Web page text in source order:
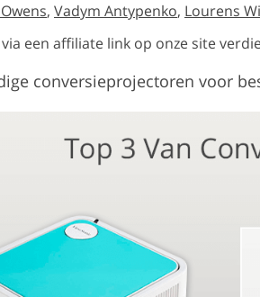
bewerken
Door AI
bewerken Sieraden
voor
Photoshop-texturen
Volledige collecties
Ps-acties
Volledige Ps
bundels
, Vadym Antypenko, Lourens
een affiliate link op onze site
conversieprojectoren voor